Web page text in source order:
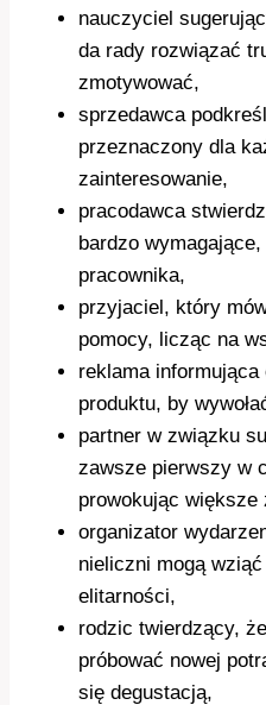
nauczyciel
da rady rozwiązać
zmotywować,
sprzedawca
przeznaczony dla
zainteresowanie,
pracodawca
bardzo
pracownika,
przyjaciel, który
pomocy, licząc na
reklama
produktu, by
partner w związku
zawsze pierwszy w
prowokując większe
organizator
nieliczni mogą
elitarności,
rodzic twierdzący,
próbować nowej
się degustacją,